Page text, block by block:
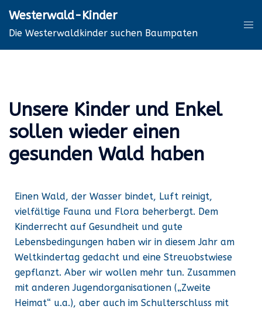
Westerwald-Kinder
Die Westerwaldkinder suchen Baumpaten
Unsere Kinder und Enkel
sollen wieder einen
gesunden Wald haben
Einen Wald, der Wasser bindet, Luft reinigt,
vielfältige Fauna und Flora beherbergt. Dem
Kinderrecht auf Gesundheit und gute
Lebensbedingungen haben wir in diesem Jahr am
Weltkindertag gedacht und eine Streuobstwiese
gepflanzt. Aber wir wollen mehr tun. Zusammen
mit anderen Jugendorganisationen („Zweite
Heimat“ u.a.), aber auch im Schulterschluss mit